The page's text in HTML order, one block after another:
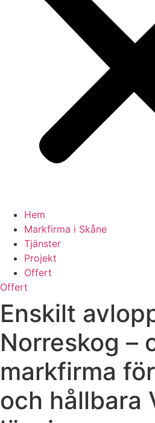
Hem
Markfirma i Skåne
Tjänster
Projekt
Offert
Offert
Enskilt
Norreskog –
markfirma
och hållbara